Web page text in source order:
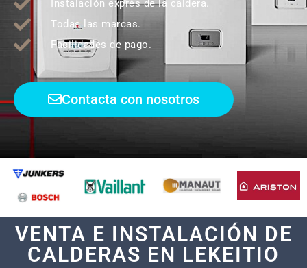
Instalación exprés de la caldera.
Todas las marcas.
Facilidades de pago.
Contacta con nosotros
VENTA E INSTALACIÓN DE
CALDERAS EN LEKEITIO